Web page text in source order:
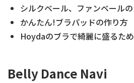
シルクベール、ファンベール
かんたん!ブラパッドの作り方
Hoydaのブラで綺麗に盛るた
Belly Dance Navi